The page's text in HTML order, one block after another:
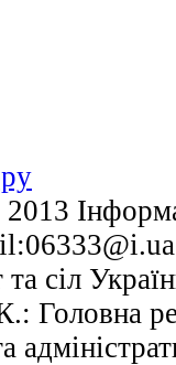
та сіл
Головна